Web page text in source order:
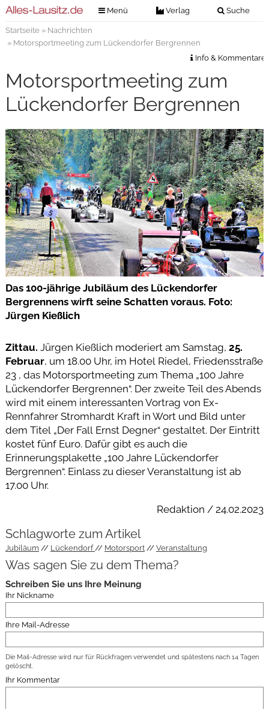
Menü Verlag Suche
Verlag
Kontakt
Impressum
Veranstaltungstickets
Anzeigenannahme
Anzeigensuche
Digitale Ausgaben
Startseite» Nachrichten
» Motorsportmeeting zum Lückendorfer Bergrennen
Info & Kommentare
Motorsportmeeting zum
Lückendorfer Bergrennen
Das 100-jährige Jubiläum des Lückendorfer
Bergrennens wirft seine Schatten voraus. Foto:
Jürgen Kießlich
Zittau. Jürgen Kießlich moderiert am Samstag, 25.
Februar, um 18.00 Uhr, im Hotel Riedel, Friedensstraße
23 , das Motorsportmeeting zum Thema „100 Jahre
Lückendorfer Bergrennen“. Der zweite Teil des Abends
wird mit einem interessanten Vortrag von Ex-
Rennfahrer Stromhardt Kraft in Wort und Bild unter
dem Titel „Der Fall Ernst Degner“ gestaltet. Der Eintritt
kostet fünf Euro. Dafür gibt es auch die
Erinnerungsplakette „100 Jahre Lückendorfer
Bergrennen“. Einlass zu dieser Veranstaltung ist ab
17.00 Uhr.
Redaktion / 24.02.2023
Schlagworte zum Artikel
Jubiläum Lückendorf Motorsport Veranstaltung
Was sagen Sie zu dem Thema?
Schreiben Sie uns Ihre Meinung
Ihr Nickname
Ihre Mail-Adresse
Die Mail-Adresse wird nur für Rückfragen verwendet und spätestens nach 14 Tagen
gelöscht.
Ihr Kommentar